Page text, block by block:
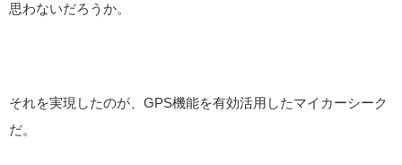
思わないだろうか。
それを実現したのが、GPS機能を有効活用したマイカーシーク
だ。